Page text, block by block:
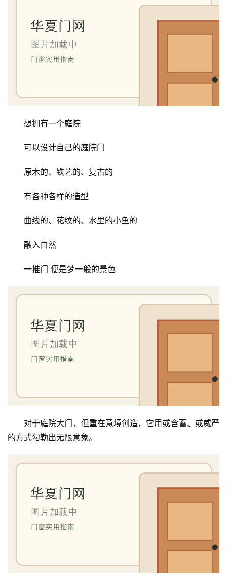
想拥有一个庭院
可以设计自己的庭院门
原木的、铁艺的、复古的
有各种各样的造型
曲线的、花纹的、水里的小鱼的
融入自然
一推门 便是梦一般的景色
对于庭院大门，但重在意境创造，它用或含蓄、或威严
的方式勾勒出无限意象。